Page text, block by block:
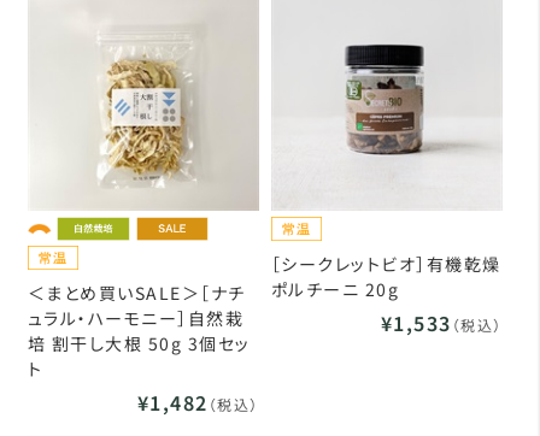
＜まとめ買いSALE＞［ナチ
ュラル・ハーモニー］自然栽
培 割干し大根 50g 3個セッ
ト
¥1,482 （税込）
［シークレットビオ］有機乾燥
ポルチーニ 20g
¥1,533 （税込）